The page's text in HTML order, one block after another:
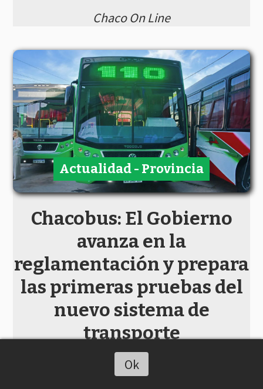
Chaco On Line
Chacobus: El Gobierno
avanza en la
reglamentación y prepara
las primeras pruebas del
nuevo sistema de
transporte
Chaco On Line
Actualidad - Provincia
Ok